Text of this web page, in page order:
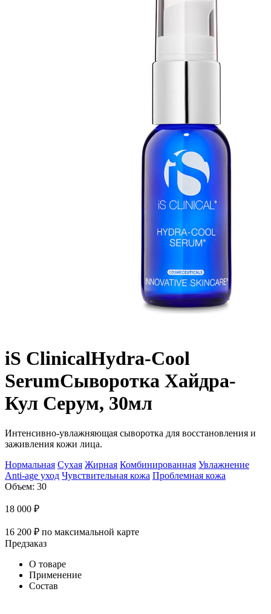
iS ClinicalHydra-Cool
SerumСыворотка Хайдра-
Кул Серум, 30мл
Интенсивно-увлажняющая сыворотка для восстановления и
заживления кожи лица.
Нормальная Сухая Жирная Комбинированная Увлажнение
Anti-age уход Чувствительная кожа Проблемная кожа
Объем: 30
18 000 ₽
16 200 ₽ по максимальной карте
Предзаказ
О товаре
Применение
Состав